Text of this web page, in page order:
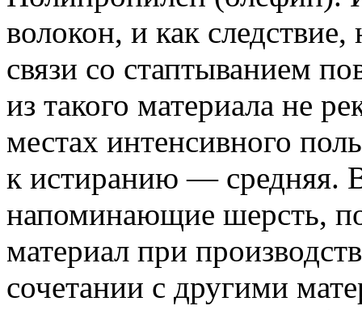
волокон, и как
связи со стаптыванием
из такого материала не
местах интенсивного
к истиранию — средняя.
напоминающие шерсть,
материал при
сочетании с другими